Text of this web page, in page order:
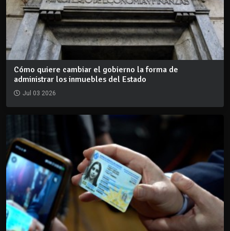
Cómo quiere cambiar el gobierno la forma de
administrar los inmuebles del Estado
Jul 03 2026